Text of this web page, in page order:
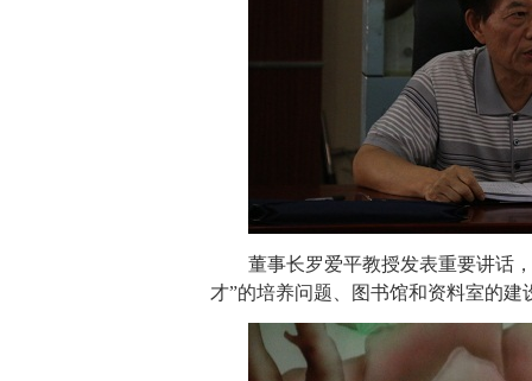
董事长罗爱平教授发表重要讲话
才”的培养问题、图书馆和资料室的